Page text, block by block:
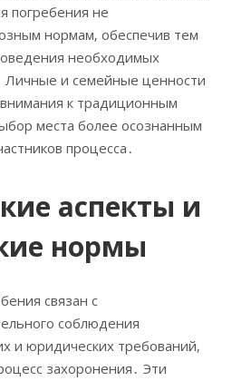
погребения не
нормам‚ обеспечив тем
необходимых
и семейные ценности
к традиционным
места более осознанным
процесса․
аспекты и
нормы
связан с
соблюдения
и юридических требований‚
захоронения․ Эти